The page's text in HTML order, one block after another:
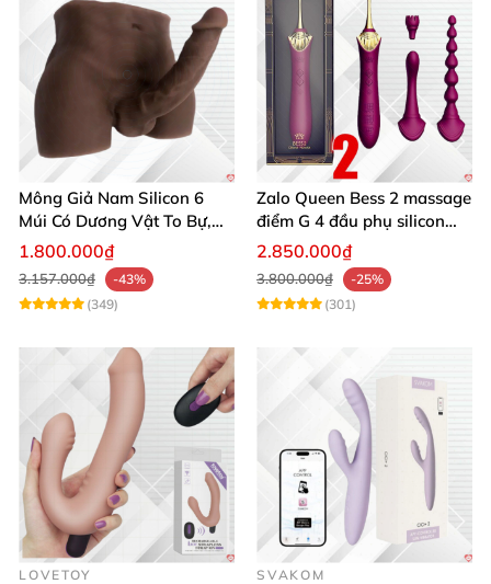
Mông Giả Nam Silicon 6
Múi Có Dương Vật To Bự,
Hấp Dẫn, Siêu Thật
1.800.000₫
3.157.000₫
-43%
(349)
Zalo Queen Bess 2 massage
điểm G 4 đầu phụ silicon
cao cấp rung nóng
2.850.000₫
3.800.000₫
-25%
(301)
LOVETOY SVAKOM